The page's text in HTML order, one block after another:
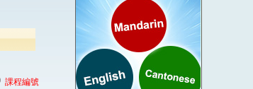
課程編號